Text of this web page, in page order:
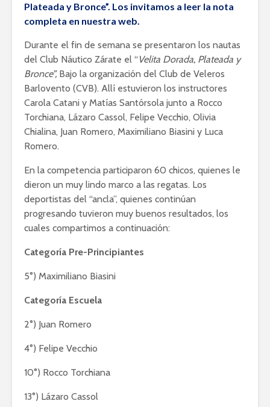
Plateada y Bronce”. Los invitamos a leer la nota
completa en nuestra web.
Durante el fin de semana se presentaron los nautas
del Club Náutico Zárate el “ Velita Dorada, Plateada y
Bronce”, Bajo la organización del Club de Veleros
Barlovento (CVB). Allí estuvieron los instructores
Carola Catani y Matías Santórsola junto a Rocco
Torchiana, Lázaro Cassol, Felipe Vecchio, Olivia
Chialina, Juan Romero, Maximiliano Biasini y Luca
Romero.
En la competencia participaron 60 chicos, quienes le
dieron un muy lindo marco a las regatas. Los
deportistas del “ancla”, quienes continúan
progresando tuvieron muy buenos resultados, los
cuales compartimos a continuación:
Categoría Pre-Principiantes
5°) Maximiliano Biasini
Categoría Escuela
2°) Juan Romero
4°) Felipe Vecchio
10°) Rocco Torchiana
13°) Lázaro Cassol